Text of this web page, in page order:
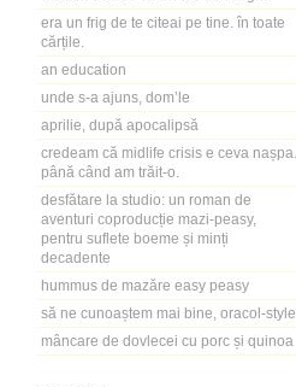
era un frig de te citeai pe tine. în toate
cărțile.
an education
unde s-a ajuns, dom’le
aprilie, după apocalipsă
credeam că midlife crisis e ceva nașpa.
până când am trăit-o.
desfătare la studio: un roman de
aventuri coproducție mazi-peasy,
pentru suflete boeme și minți
decadente
hummus de mazăre easy peasy
să ne cunoaștem mai bine, oracol-style
mâncare de dovlecei cu porc și quinoa